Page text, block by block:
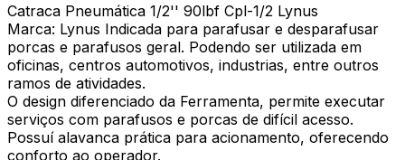
Catraca Pneumática 1/2'' 90lbf Cpl-1/2 Lynus
Marca: Lynus Indicada para parafusar e desparafusar
porcas e parafusos geral. Podendo ser utilizada em
oficinas, centros automotivos, industrias, entre outros
ramos de atividades.
O design diferenciado da Ferramenta, permite executar
serviços com parafusos e porcas de difícil acesso.
Possuí alavanca prática para acionamento, oferecendo
conforto ao operador.